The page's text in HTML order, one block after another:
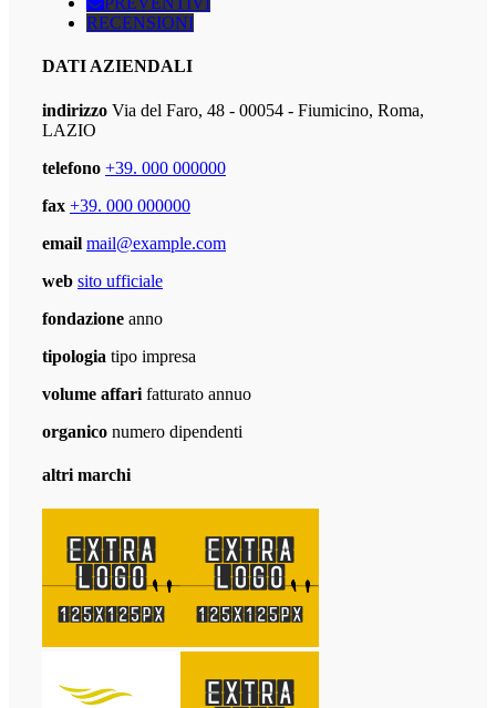
RECENSIONI
DATI AZIENDALI
indirizzo Via del Faro, 48 - 00054 - Fiumicino, Roma,
LAZIO
telefono +39. 000 000000
fax +39. 000 000000
email mail@example.com
web sito ufficiale
fondazione anno
tipologia tipo impresa
volume affari fatturato annuo
organico numero dipendenti
altri marchi